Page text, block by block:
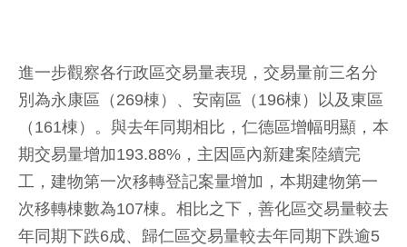
進一步觀察各行政區交易量表現，交易量前三名分
別為永康區（269棟）、安南區（196棟）以及東區
（161棟）。與去年同期相比，仁德區增幅明顯，本
期交易量增加193.88%，主因區內新建案陸續完
工，建物第一次移轉登記案量增加，本期建物第一
次移轉棟數為107棟。相比之下，善化區交易量較去
年同期下跌6成、歸仁區交易量較去年同期下跌逾5